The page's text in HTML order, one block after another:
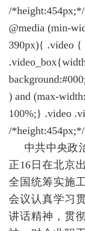
/
@media (min-
390px){ .video
) and (max-
100%;} .video
/
中共中央政
正16日在北京
全国统筹实施
会议认真学习
讲话精神，贯